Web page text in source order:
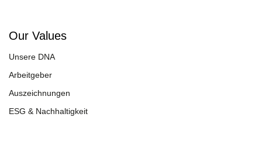
Our Values
Unsere DNA
Arbeitgeber
Auszeichnungen
ESG & Nachhaltigkeit